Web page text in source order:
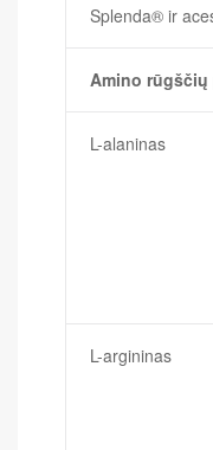
Splenda® ir
Amino
L-alaninas
L-argininas